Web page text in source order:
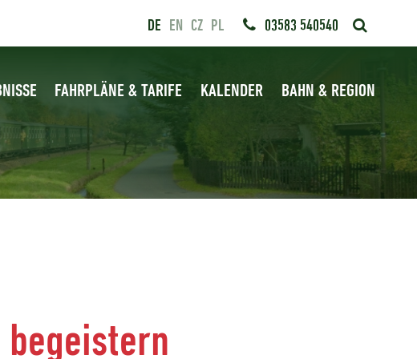
DE EN CZ PL 03583 540540
FAHRPLÄNE & TARIFE KALENDER BAHN & REGION
begeistern